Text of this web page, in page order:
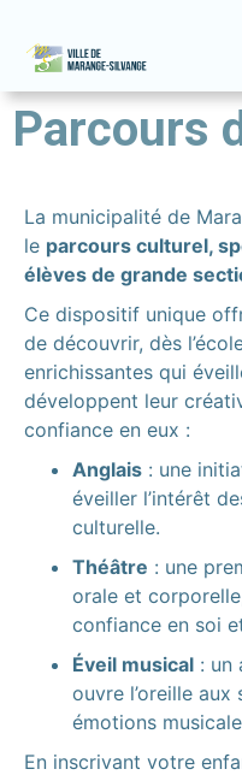
Parcours
La municipalité de
le parcours culturel,
élèves de grande
Ce dispositif unique
de découvrir, dès
enrichissantes qui
développent leur
confiance en eux :
Anglais : une
éveiller l’intérêt
culturelle.
Théâtre : une
orale et
confiance en soi
Éveil musical : un
ouvre l’oreille
émotions
En inscrivant votre